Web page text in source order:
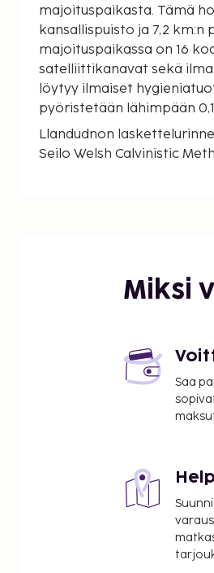
majoituspaikasta. Tämä hotelli sijaitsee 9,9 km:n päässä kohteesta Eryrin
kansallispuisto ja 7,2 km:n
majoituspaikassa on 16
satelliittikanavat sekä
löytyy ilmaiset
pyöristetään lähimpään
Llandudnon laskettelurinne
Seilo Welsh Calvinistic
Llandudno North Shore
Llandudnon laituri - 0,6
Holy Trinity Church - 0,7
St. Mary & St.
Pen-y-Dinas Hillfort - 0,8
Hyödynnä puutarha sekä
englantilainen aamiainen
Majoituspaikka on suljettu
Miksi
Saa